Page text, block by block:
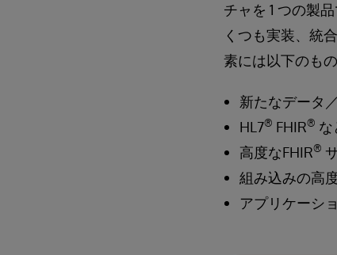
チャを 1 つの製
くつも実装、統
素には以下のも
新たなデータ
HL7® FHIR® な
高度なFHIR®
組み込みの高
アプリケーシ